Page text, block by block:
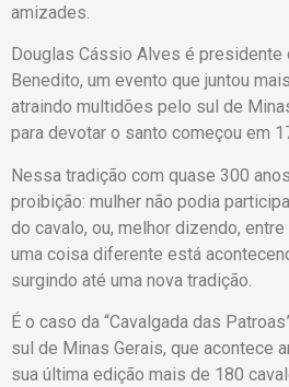
amizades.
Douglas Cássio Alves é presidente
Benedito, um evento que juntou
atraindo multidões pelo sul de
para devotar o santo começou em
Nessa tradição com quase 300
proibição: mulher não podia
do cavalo, ou, melhor dizendo,
uma coisa diferente está
surgindo até uma nova tradição.
É o caso da “Cavalgada das
sul de Minas Gerais, que acontece
sua última edição mais de 180